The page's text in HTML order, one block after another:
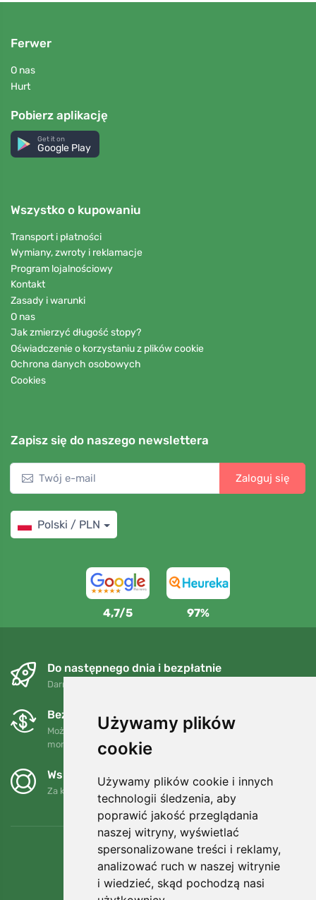
Używamy plików
cookie
Używamy plików cookie i innych
technologii śledzenia, aby
poprawić jakość przeglądania
naszej witryny, wyświetlać
spersonalizowane treści i reklamy,
analizować ruch w naszej witrynie
i wiedzieć, skąd pochodzą nasi
Ferwer
O nas
Hurt
Pobierz aplikację
Get it on
Google Play
Wszystko o kupowaniu
Transport i płatności
Wymiany, zwroty i reklamacje
Program lojalnościowy
Kontakt
Zasady i warunki
O nas
Jak zmierzyć długość stopy?
Oświadczenie o korzystaniu z plików cookie
Ochrona danych osobowych
Cookies
Zapisz się do naszego newslettera
Zaloguj się
Polski / PLN
4,7/5 97%
Do następnego dnia i bezpłatnie
Darmowa wysyłka dla zamówień powyżej 250 PLN
Bezpłatne wymiany i zwroty
Możesz zwrócić lub wymienić swoje zamówienie w dowolnym
momencie w ciągu 90 dni.
Wspieramy Trees.org
Za każde zamówienie sadzimy drzewo! Czytaj więcej